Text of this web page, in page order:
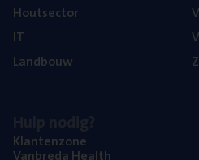
Hout­sec­tor
IT
Land­bouw
Klan­ten­zo­ne
Van­b­re­da Health